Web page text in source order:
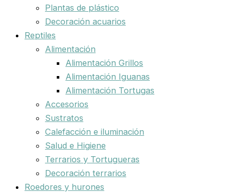
Plantas de plástico
Decoración acuarios
Reptiles
Alimentación
Alimentación Grillos
Alimentación Iguanas
Alimentación Tortugas
Accesorios
Sustratos
Calefacción e iluminación
Salud e Higiene
Terrarios y Tortugueras
Decoración terrarios
Roedores y hurones